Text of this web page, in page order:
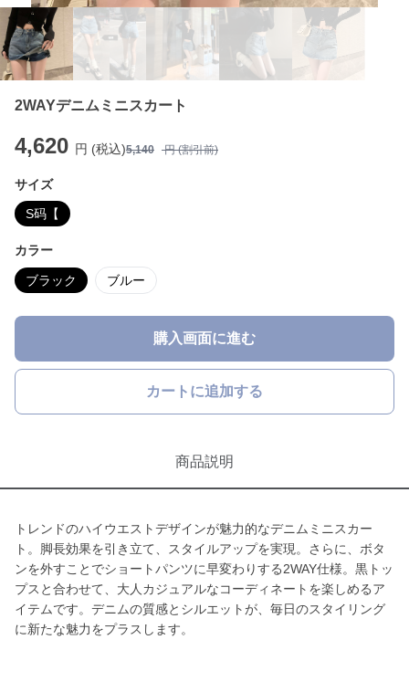
2WAYデニムミニスカート
4,620 円 (税込)5,140 円 (割引前)
サイズ
S码【
カラー
ブラック ブルー
購入画面に進む
カートに追加する
商品説明
トレンドのハイウエストデザインが魅力的なデニムミニスカー
ト。脚長効果を引き立て、スタイルアップを実現。さらに、ボタ
ンを外すことでショートパンツに早変わりする2WAY仕様。黒トッ
プスと合わせて、大人カジュアルなコーディネートを楽しめるア
イテムです。デニムの質感とシルエットが、毎日のスタイリング
に新たな魅力をプラスします。